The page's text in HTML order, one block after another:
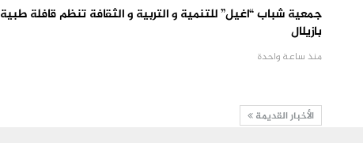
جمعية شباب “اغيل” للتنمية و التربية و الثقافة تنظم قافلة طبية
بازيلال
منذ ساعة واحدة
الأخبار القديمة